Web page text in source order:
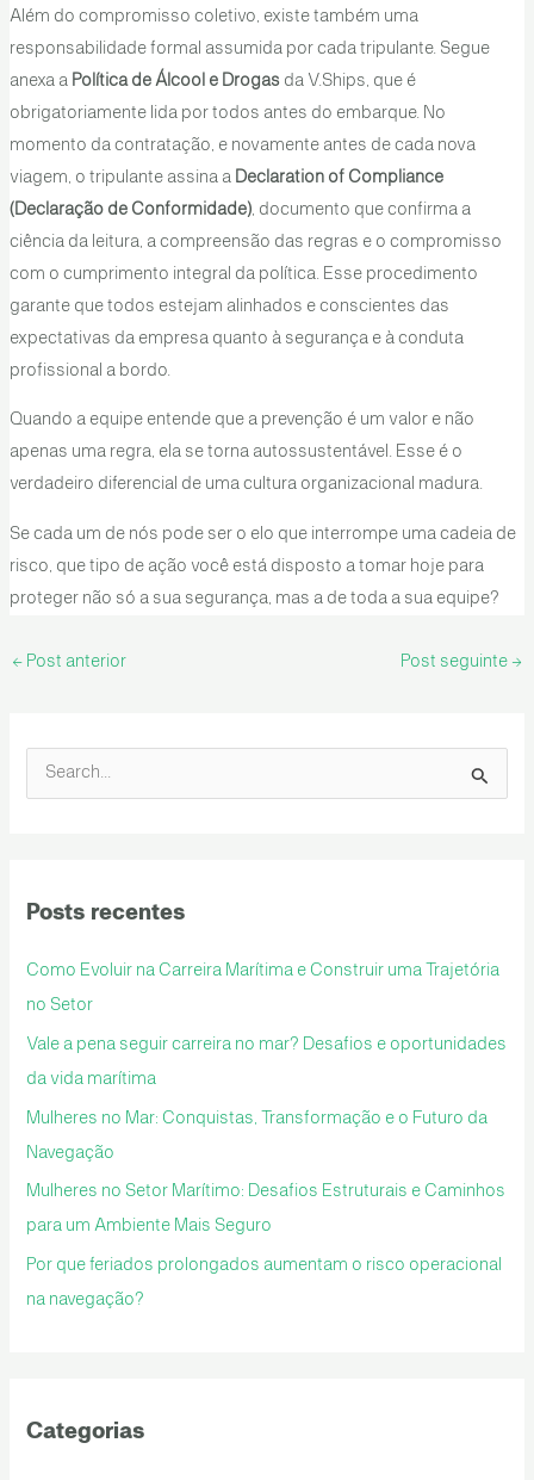
Além do compromisso coletivo, existe também uma
responsabilidade formal assumida por cada tripulante. Segue
anexa a Política de Álcool e Drogasda V.Ships, que é
obrigatoriamente lida por todos antes do embarque. No
momento da contratação, e novamente antes de cada nova
viagem, o tripulante assina a Declaration of Compliance
(Declaração de Conformidade), documento que confirma a
ciência da leitura, a compreensão das regras e o compromisso
com o cumprimento integral da política. Esse procedimento
garante que todos estejam alinhados e conscientes das
expectativas da empresa quanto à segurança e à conduta
profissional a bordo.
Quando a equipe entende que a prevenção é um valor e não
apenas uma regra, ela se torna autossustentável. Esse é o
verdadeiro diferencial de uma cultura organizacional madura.
Se cada um de nós pode ser o elo que interrompe uma cadeia de
risco, que tipo de ação você está disposto a tomar hoje para
proteger não só a sua segurança, mas a de toda a sua equipe?
←Post anterior Post seguinte →
u
o
r
:
Posts recentes
Como Evoluir na Carreira Marítima e Construir uma Trajetória
no Setor
Vale a pena seguir carreira no mar? Desafios e oportunidades
da vida marítima
Mulheres no Mar: Conquistas, Transformação e o Futuro da
Navegação
Mulheres no Setor Marítimo: Desafios Estruturais e Caminhos
para um Ambiente Mais Seguro
Por que feriados prolongados aumentam o risco operacional
na navegação?
Categorias